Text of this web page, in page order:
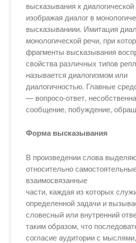
высказывания к
изображая диалог в
высказываниии. Имитация
монологической речи, при
фрагменты высказывания
свойства различных типов
называется диалогизмом или
диалогичностью. Главные
— вопросо-ответ,
сообщение, побуждение,
Форма высказывания
В произведении слова
относительно
взаимосвязанные
части, каждая из которых
определенной задачи и
словесный или внутренний
таким образом, что
согласие аудитории с